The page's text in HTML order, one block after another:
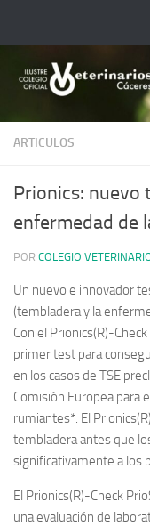
ARTICULOS
Prionics: nuevo
enfermedad de
POR COLEGIO
Un nuevo e innovador
(tembladera y la
Con el Prionics(R)-
primer test para
en los casos de TSE
Comisión Europea para
rumiantes*. El
tembladera antes que
significativamente a los
El Prionics(R)-Check
una evaluación de